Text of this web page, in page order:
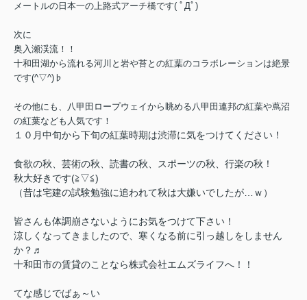
メートルの日本一の上路式アーチ橋です( ﾟДﾟ)
次に
奥入瀬渓流！！
十和田湖から流れる河川と岩や苔との紅葉のコラボレーションは絶景
です(^▽^)♭
その他にも、八甲田ロープウェイから眺める八甲田連邦の紅葉や蔦沼
の紅葉なども人気です！
１０月中旬から下旬の紅葉時期は渋滞に気をつけてください！
食欲の秋、芸術の秋、読書の秋、スポーツの秋、行楽の秋！
秋大好きです(≧▽≦)
（昔は宅建の試験勉強に追われて秋は大嫌いでしたが…ｗ）
皆さんも体調崩さないようにお気をつけて下さい！
涼しくなってきましたので、寒くなる前に引っ越しをしません
か？♬
十和田市の賃貸のことなら株式会社エムズライフへ！！
てな感じでばぁ～い